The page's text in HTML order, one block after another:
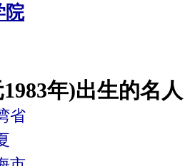
院
年)出生的名
省